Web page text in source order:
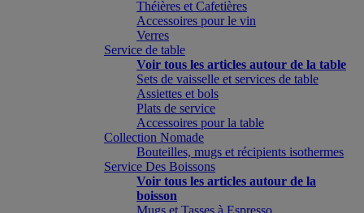
Théières et Cafetières
Accessoires pour le vin
Verres
Service de table
Voir tous les articles autour de la table
Sets de vaisselle et services de table
Assiettes et bols
Plats de service
Accessoires pour la table
Collection Nomade
Bouteilles, mugs et récipients isothermes
Service Des Boissons
Voir tous les articles autour de la
boisson
Mugs et Tasses à Espresso